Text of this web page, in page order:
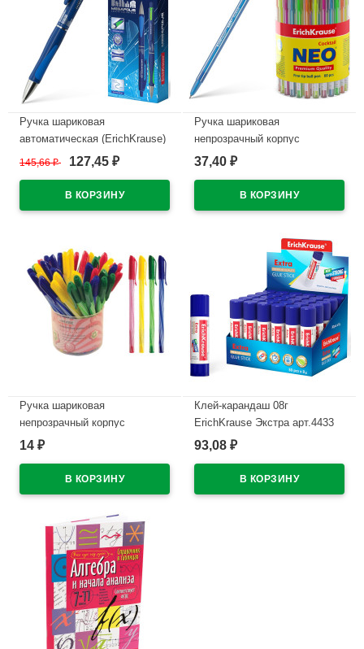
Ручка шариковая
автоматическая (ErichKrause)
Megapolis Концепция
корпус, резиновый упор,
синий арт.31 (Ст.12)
145,66₽ 127,45 ₽
Ручка шариковая
непрозрачный корпус
(ErichKrause) Neo Коктейль
одноразовая
арт.33518(Ст.60/360)
37,40 ₽
Ручка шариковая
непрозрачный корпус
(deVENTE) Карамелька
14 ₽
Клей-карандаш 08г
ErichKrause Экстра арт.4433
(Ст.30)
93,08 ₽